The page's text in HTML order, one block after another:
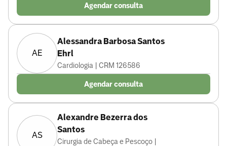
Agendar consulta
AE
Alessandra Barbosa Santos
Ehrl
Cardiologia | CRM 126586
Agendar consulta
AS
Alexandre Bezerra dos
Santos
Cirurgia de Cabeça e Pescoço |